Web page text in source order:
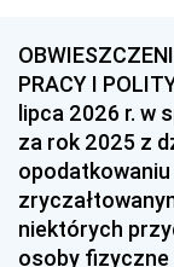
PRACY I
lipca 2026 r. w
za rok 2025 z
niektórych
osoby fizyczne